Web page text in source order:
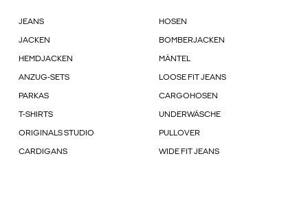
JEANS HOSEN
JACKEN BOMBERJACKEN
HEMDJACKEN MÄNTEL
ANZUG-SETS LOOSE FIT JEANS
PARKAS CARGOHOSEN
T-SHIRTS UNDERWÄSCHE
ORIGINALS STUDIO PULLOVER
CARDIGANS WIDE FIT JEANS